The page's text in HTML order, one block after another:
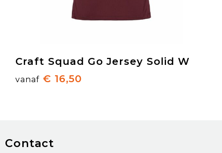
Craft Squad Go Jersey Solid W
vanaf € 16,50
Contact